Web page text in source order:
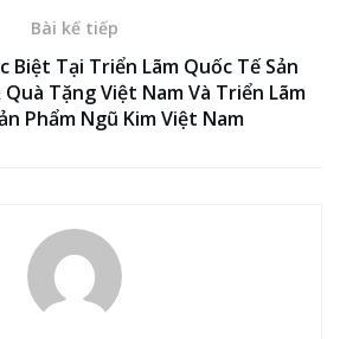
Bài kế tiếp
Biệt Tại Triển Lãm Quốc Tế Sản
Quà Tặng Việt Nam Và Triển Lãm
Phẩm Ngũ Kim Việt Nam